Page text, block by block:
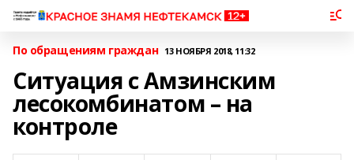
По обращениям граждан 13 НОЯБРЯ 2018, 11:32
Ситуация с Амзинским
лесокомбинатом – на
контроле